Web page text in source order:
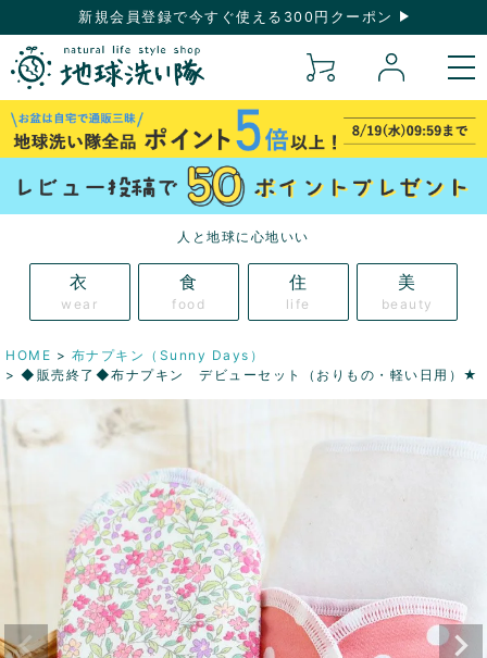
新規会員登録で今すぐ使える300円クーポン
人と地球に心地いい
衣
wear
食
food
住
life
美
beauty
HOME
布ナプキン（Sunny Days）
◆販売終了◆布ナプキン デビューセット（おりもの・軽い日用）★